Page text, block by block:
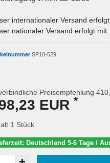
internationaler Versand
nationaler Versand erfolgt
SP10-529
Preisempfehlung
EUR *
1 Stück
Deutschland 5-6 Tage /